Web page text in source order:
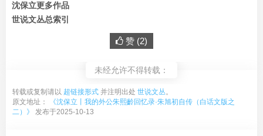
沈保立更多作品
世说文丛总索引
赞 (2)
未经允许不得转载：
转载或复制请以 超链接形式 并注明出处 世说文丛。
原文地址：
《沈保立丨我的外公朱熙齡回忆录·朱旭初自传（白话文版之
二）》
发布于2025-10-13